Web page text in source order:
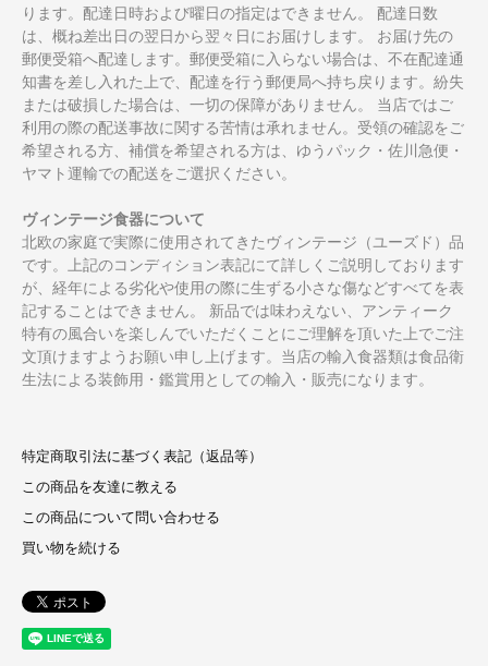
ります。配達日時および曜日の指定はできません。 配達日数
は、概ね差出日の翌日から翌々日にお届けします。 お届け先の
郵便受箱へ配達します。郵便受箱に入らない場合は、不在配達通
知書を差し入れた上で、配達を行う郵便局へ持ち戻ります。紛失
または破損した場合は、一切の保障がありません。 当店ではご
利用の際の配送事故に関する苦情は承れません。受領の確認をご
希望される方、補償を希望される方は、ゆうパック・佐川急便・
ヤマト運輸での配送をご選択ください。
ヴィンテージ食器について
北欧の家庭で実際に使用されてきたヴィンテージ（ユーズド）品
です。上記のコンディション表記にて詳しくご説明しております
が、経年による劣化や使用の際に生ずる小さな傷などすべてを表
記することはできません。 新品では味わえない、アンティーク
特有の風合いを楽しんでいただくことにご理解を頂いた上でご注
文頂けますようお願い申し上げます。当店の輸入食器類は食品衛
生法による装飾用・鑑賞用としての輸入・販売になります。
特定商取引法に基づく表記（返品等）
この商品を友達に教える
この商品について問い合わせる
買い物を続ける